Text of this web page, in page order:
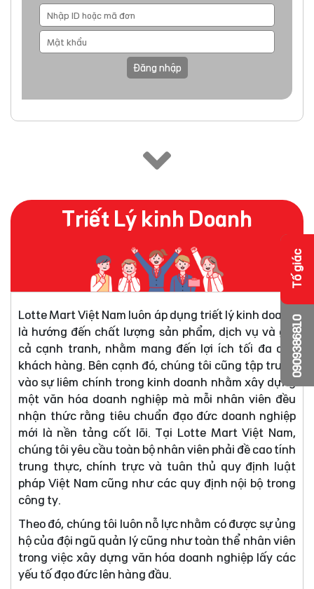
Đăng nhập
Triết Lý kinh Doanh
Lotte Mart Việt Nam luôn áp dụng triết lý kinh doanh
là hướng đến chất lượng sản phẩm, dịch vụ và giá
cả cạnh tranh, nhằm mang đến lợi ích tối đa cho
khách hàng. Bên cạnh đó, chúng tôi cũng tập trung
vào sự liêm chính trong kinh doanh nhằm xây dựng
một văn hóa doanh nghiệp mà mỗi nhân viên đều
nhận thức rằng tiêu chuẩn đạo đức doanh nghiệp
mới là nền tảng cốt lõi. Tại Lotte Mart Việt Nam,
chúng tôi yêu cầu toàn bộ nhân viên phải đề cao tính
trung thực, chính trực và tuân thủ quy định luật
pháp Việt Nam cũng như các quy định nội bộ trong
công ty.
Theo đó, chúng tôi luôn nỗ lực nhằm có được sự ủng
hộ của đội ngũ quản lý cũng như toàn thể nhân viên
trong việc xây dựng văn hóa doanh nghiệp lấy các
yếu tố đạo đức lên hàng đầu.
0909386810
Tố giác